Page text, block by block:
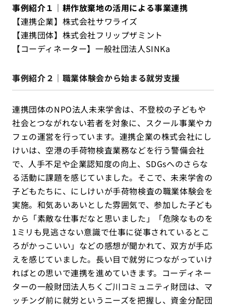
事例紹介１｜耕作放棄地の活用による事業連携
【連携企業】株式会社サワライズ
【連携団体】株式会社フリップザミント
【コーディネーター】一般社団法人SINKa
事例紹介２｜職業体験会から始まる就労支援
連携団体のNPO法人未来学舎は、不登校の子どもや
社会とつながれない若者を対象に、スクール事業やカ
フェの運営を行っています。連携企業の株式会社にし
けいは、空港の手荷物検査業務などを行う警備会社
で、人手不足や企業認知度の向上、SDGsへのさらな
る活動に課題を感じていました。そこで、未来学舎の
子どもたちに、にしけいが手荷物検査の職業体験会を
実施。和気あいあいとした雰囲気で、参加した子ども
から「素敵な仕事だなと思いました」「危険なものを
1ミリも見逃さない意識で仕事に従事されているとこ
ろがかっこいい」などの感想が聞かれて、双方が手応
えを感じていました。長い目で就労につながっていけ
ればとの思いで連携を進めていきます。コーディネー
ターの一般財団法人ちくご川コミュニティ財団は、マ
ッチング前に就労というニーズを把握し、資金分配団